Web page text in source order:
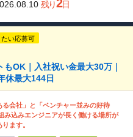
残り2日
い応募可
OK｜入社祝い金最大30万｜
休最大144日
る会社」と「ベンチャー並みの好待
み込みエンジニアが長く働ける場所が
ます。